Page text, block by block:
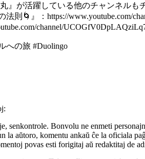
』が活躍している他のチャンネル
法則🌀』：https://www.youtube.com/
channel/
への旅 #Duolingo
senkontrole. Bonvolu ne enmeti
la aŭtoro, komentu ankaŭ ĉe la oficiala
povas esti forigitaj aŭ redaktitaj de